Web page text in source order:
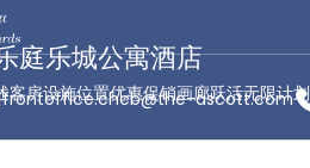
客房设施位置优惠促销画廊跃活无限计划
庭乐城公寓酒店
frontoffice.chcb@the-ascott.com